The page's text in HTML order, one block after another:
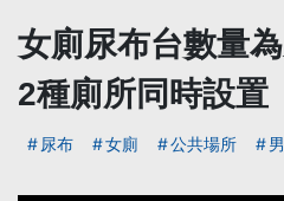
女廁尿布台數量
2種廁所同時設置
尿布 女廁 公共場所